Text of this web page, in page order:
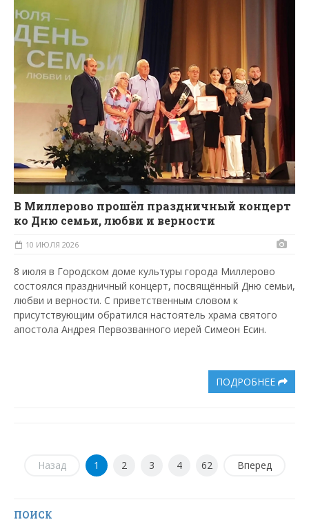
В Миллерово прошёл праздничный концерт
ко Дню семьи, любви и верности
10 ИЮЛЯ 2026
8 июля в Городском доме культуры города Миллерово
состоялся праздничный концерт, посвящённый Дню семьи,
любви и верности. С приветственным словом к
присутствующим обратился настоятель храма святого
апостола Андрея Первозванного иерей Симеон Есин.
ПОДРОБНЕЕ
Назад 1 2 3 4 62 Вперед
ПОИСК